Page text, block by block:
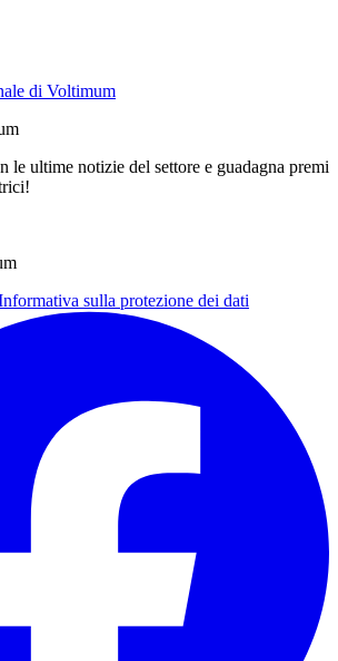
di Voltimum
le ultime notizie del settore e guadagna premi
sulla protezione dei dati